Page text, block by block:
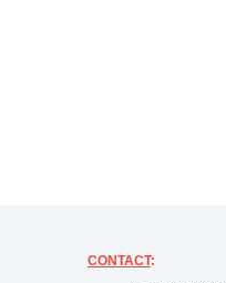
CONTACT: